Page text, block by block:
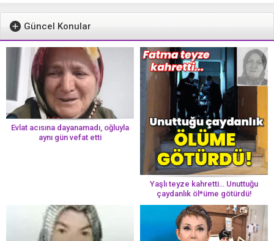
Güncel Konular
Evlat acısına dayanamadı, oğluyla
aynı gün vefat etti
Yaşlı teyze kahretti… Unuttuğu
çaydanlık öl*üme götürdü!